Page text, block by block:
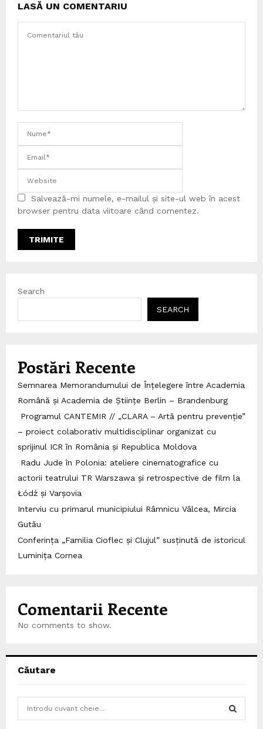
LASĂ UN COMENTARIU
Salvează-mi numele, e-mailul și site-ul web în acest
browser pentru data viitoare când comentez.
Search
SEARCH
Postări Recente
Semnarea Memorandumului de Înțelegere între Academia
Română și Academia de Științe Berlin – Brandenburg
Programul CANTEMIR // „CLARA – Artă pentru prevenție”
– proiect colaborativ multidisciplinar organizat cu
sprijinul ICR în România și Republica Moldova
Radu Jude în Polonia: ateliere cinematografice cu
actorii teatrului TR Warszawa și retrospective de film la
Łódź și Varșovia
Interviu cu primarul municipiului Râmnicu Vâlcea, Mircia
Gutău
Conferința „Familia Cioflec și Clujul” susținută de istoricul
Luminița Cornea
Comentarii Recente
No comments to show.
Căutare